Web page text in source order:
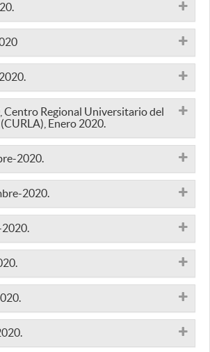
Regional Universitario del
Enero 2020.
2020.
2020.